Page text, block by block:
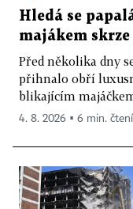
Hledá se
majákem
Před několika dny
přihnalo obří
blikajícím
4. 8. 2026 ▪ 6 min. čtení